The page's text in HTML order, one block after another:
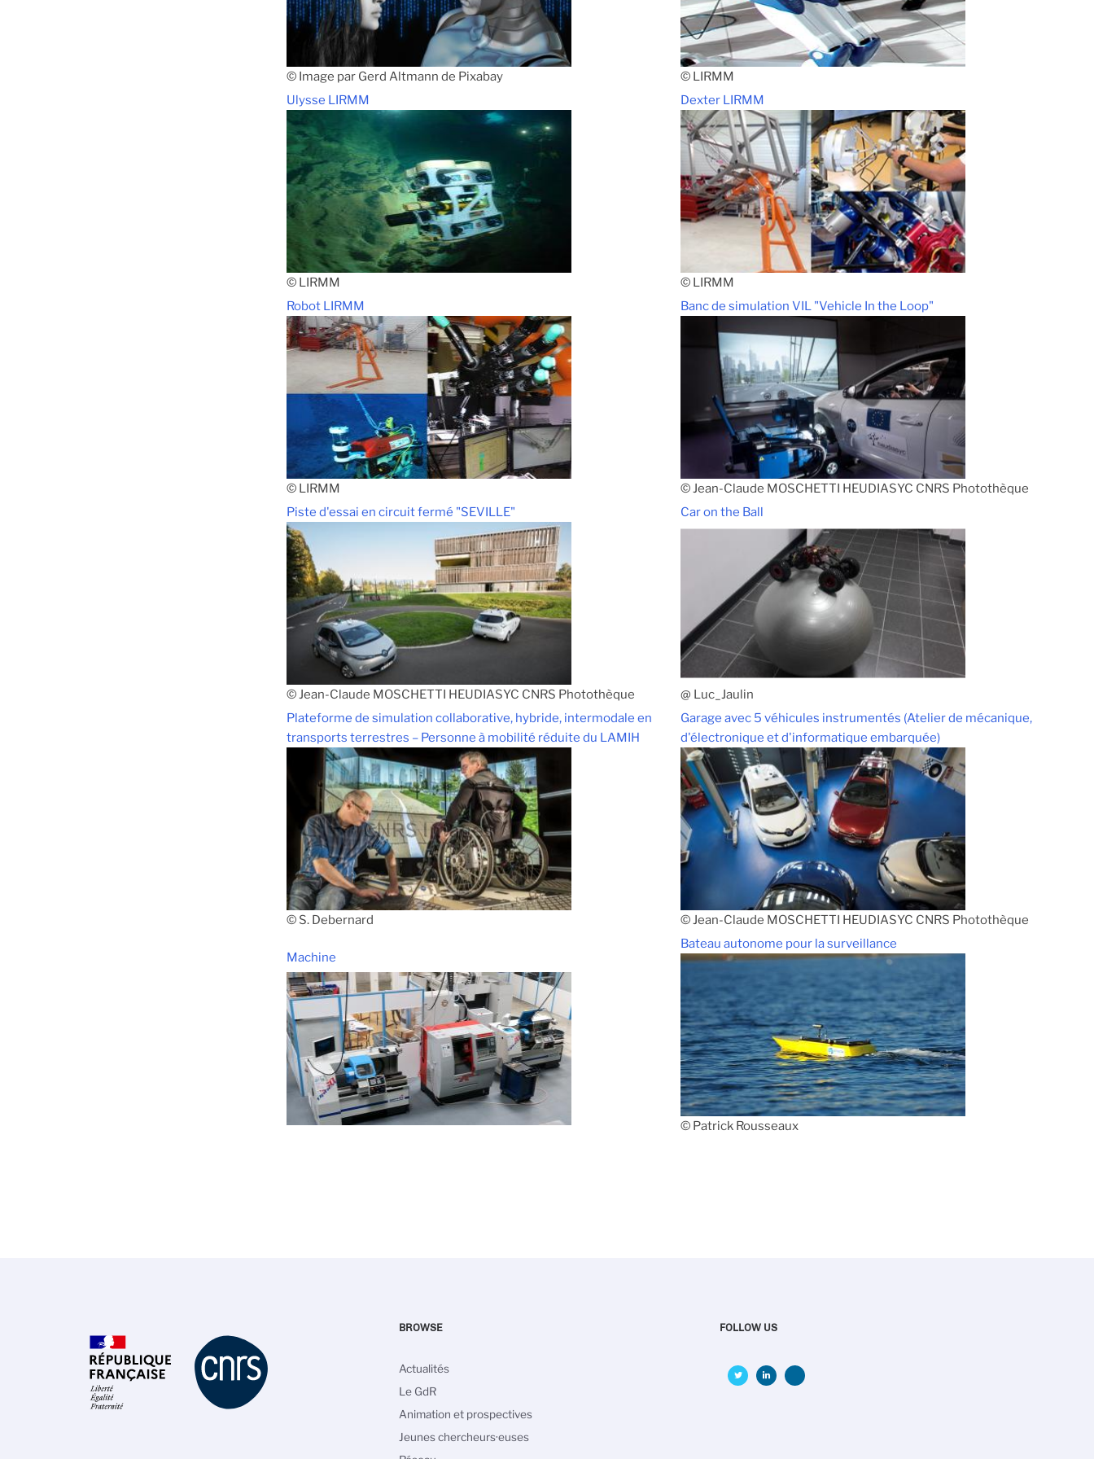
© Image par Gerd Altmann de Pixabay
© LIRMM
Ulysse LIRMM
© LIRMM
Dexter LIRMM
© LIRMM
Robot LIRMM
© LIRMM
Banc de simulation VIL "Vehicle In the Loop"
© Jean-Claude MOSCHETTI HEUDIASYC CNRS Photothèque
Piste d'essai en circuit fermé "SEVILLE"
© Jean-Claude MOSCHETTI HEUDIASYC CNRS Photothèque
Car on the Ball
@ Luc_Jaulin
Plateforme de simulation collaborative, hybride, intermodale en
transports terrestres – Personne à mobilité réduite du LAMIH
© S. Debernard
Garage avec 5 véhicules instrumentés (Atelier de mécanique,
d'électronique et d'informatique embarquée)
© Jean-Claude MOSCHETTI HEUDIASYC CNRS Photothèque
Machine
Bateau autonome pour la surveillance
© Patrick Rousseaux
BROWSE
Navigation
principale
Actualités
Le GdR
Animation et prospectives
Jeunes chercheurs·euses
FOLLOW US